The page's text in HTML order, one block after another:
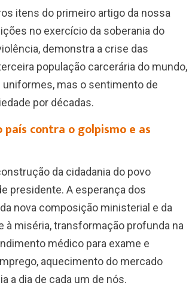
itens do primeiro artigo da nossa
no exercício da soberania do
demonstra a crise das
população carcerária do mundo,
mas o sentimento de
por décadas.
contra o golpismo e as
da cidadania do povo
presidente. A esperança dos
nova composição ministerial e da
à miséria, transformação profunda na
médico para exame e
aquecimento do mercado
a dia de cada um de nós.